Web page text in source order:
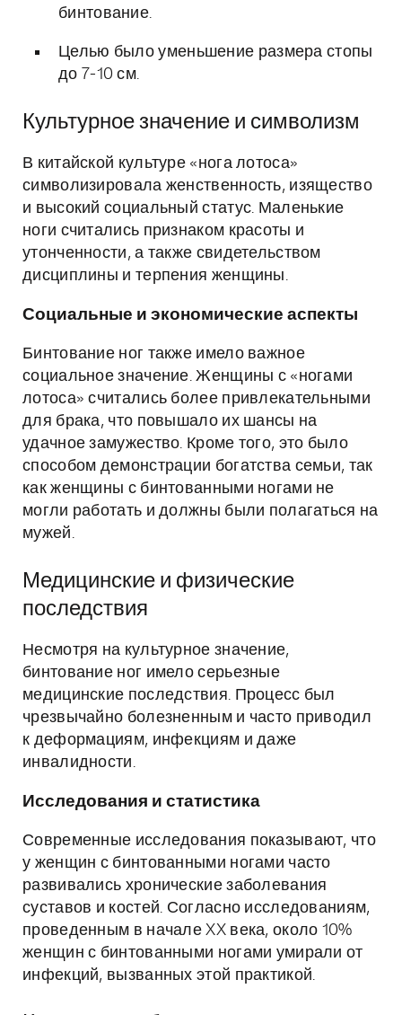
бинтование.
Целью было уменьшение размера стопы
до 7-10 см.
Культурное значение и символизм
В китайской культуре «нога лотоса»
символизировала женственность, изящество
и высокий социальный статус. Маленькие
ноги считались признаком красоты и
утонченности, а также свидетельством
дисциплины и терпения женщины.
Социальные и экономические аспекты
Бинтование ног также имело важное
социальное значение. Женщины с «ногами
лотоса» считались более привлекательными
для брака, что повышало их шансы на
удачное замужество. Кроме того, это было
способом демонстрации богатства семьи, так
как женщины с бинтованными ногами не
могли работать и должны были полагаться на
мужей.
Медицинские и физические
последствия
Несмотря на культурное значение,
бинтование ног имело серьезные
медицинские последствия. Процесс был
чрезвычайно болезненным и часто приводил
к деформациям, инфекциям и даже
инвалидности.
Исследования и статистика
Современные исследования показывают, что
у женщин с бинтованными ногами часто
развивались хронические заболевания
суставов и костей. Согласно исследованиям,
проведенным в начале XX века, около 10%
женщин с бинтованными ногами умирали от
инфекций, вызванных этой практикой.